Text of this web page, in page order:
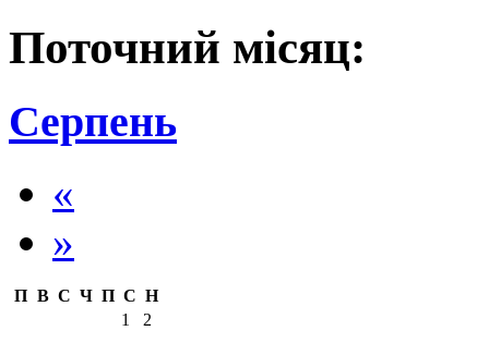
Поточний місяц:
Серпень
«
»
П В С Ч П С Н
1
2